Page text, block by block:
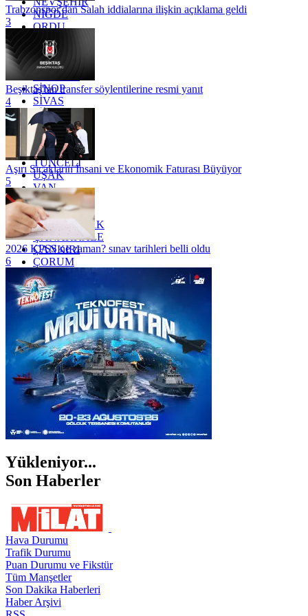
NİĞDE
ORDU
OSMANİYE
RİZE
SAKARYA
SİNOP
SİVAS
SİİRT
TEKİRDAĞ
TOKAT
TRABZON
TUNCELİ
UŞAK
VAN
YALOVA
YOZGAT
ZONGULDAK
ÇANAKKALE
ÇANKIRI
ÇORUM
İSTANBUL
İZMİR
ŞANLIURFA
ŞIRNAK
Trabzonspor'dan Salah iddialarına ilişkin açıklama geldi
3
Beşiktaş'tan transfer söylentilerine resmi yanıt
4
Aşırı Sıcakların İnsani ve Ekonomik Faturası Büyüyor
5
2026 KPSS ne zaman? sınav tarihleri belli oldu
6
Yükleniyor...
Son Haberler
Hava Durumu
Trafik Durumu
Puan Durumu ve Fikstür
Tüm Manşetler
Son Dakika Haberleri
Haber Arşivi